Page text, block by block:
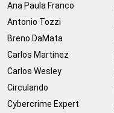
Ana Paula Franco
Antonio Tozzi
Breno DaMata
Carlos Martinez
Carlos Wesley
Circulando
Cybercrime Expert